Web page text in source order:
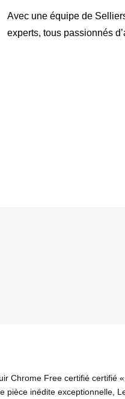
Avec une équipe de
experts, tous passionnés
Chrome Free certifié certifié
pièce inédite exceptionnelle,